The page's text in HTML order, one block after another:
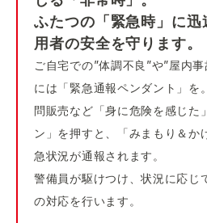
ふたつの「緊急時」に迅
用者の安全を守ります。
ご自宅での”体調不良”や”屋内事
には「緊急通報ペンダント」を
問販売など「身に危険を感じた
ン」を押すと、「みまもり＆か
急状況が通報されます。
警備員が駆けつけ、状況に応じ
の対応を行います。